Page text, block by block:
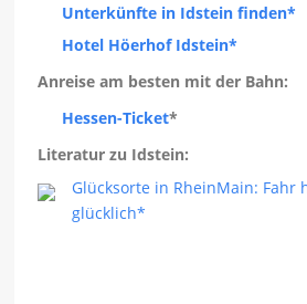
Unterkünfte in Idstein finden*
Hotel Höerhof Idstein*
Anreise am besten mit der Bahn:
Hessen-Ticket*
Literatur zu Idstein:
Glücksorte in RheinMain: Fahr
glücklich*